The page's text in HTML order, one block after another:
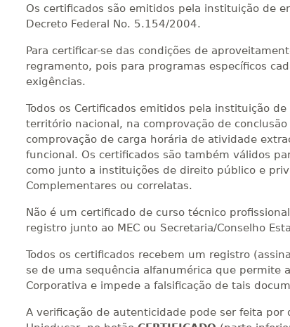
Os certificados são emitidos pela instituição de
Decreto Federal No. 5.154/2004.
Para certificar-se das condições de
regramento, pois para programas específicos
exigências.
Todos os Certificados emitidos pela instituição
território nacional, na comprovação de
comprovação de carga horária de atividade
funcional. Os certificados são também válidos
como junto a instituições de direito público e
Complementares ou correlatas.
Não é um certificado de curso técnico
registro junto ao MEC ou Secretaria/Conselho
Todos os certificados recebem um registro
se de uma sequência alfanumérica que permite
Corporativa e impede a falsificação de tais
A verificação de autenticidade pode ser feita